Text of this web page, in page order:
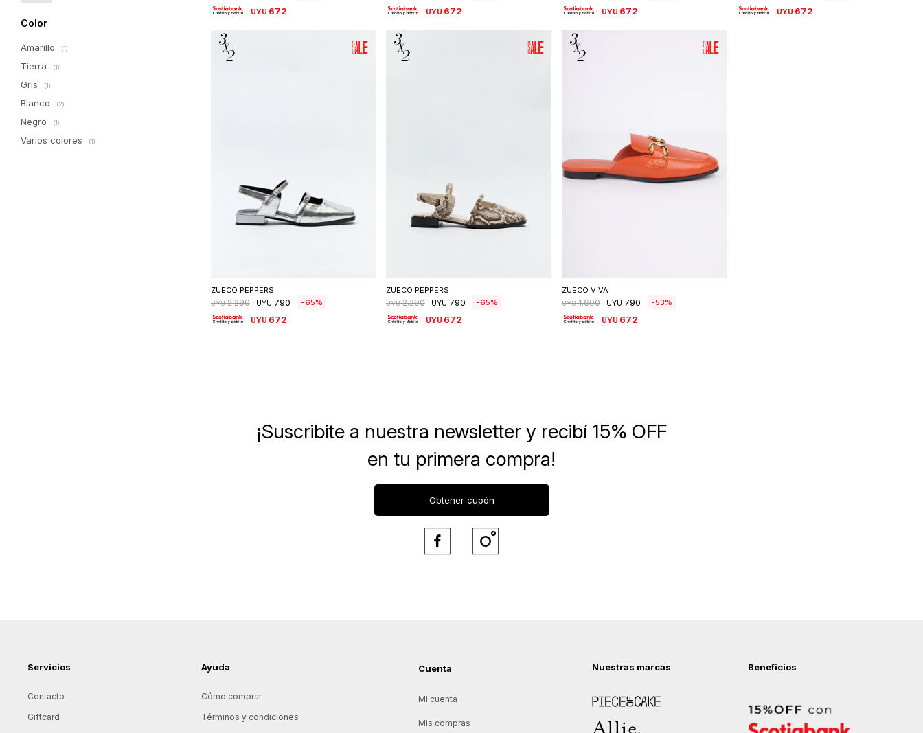
UYU 672 UYU 672 UYU 672 UYU 672
ZUECO PEPPERS
UYU 2.290 UYU 790 65
UYU 672
ZUECO PEPPERS
UYU 2.290 UYU 790 65
UYU 672
ZUECO VIVA
UYU 1.690 UYU 790 53
UYU 672
Color
Amarillo (1)
Tierra (1)
Gris (1)
Blanco (2)
Negro (1)
Varios colores (1)
Servicios
Contacto
Giftcard
Ayuda
Cómo comprar
Términos y condiciones
Cuenta
Mi cuenta
Mis compras
Nuestras marcas
Piece of Cake
Allie
Beneficios
¡Suscribite a nuestra newsletter y recibí 15% OFF
en tu primera compra!
Obtener cupón
 